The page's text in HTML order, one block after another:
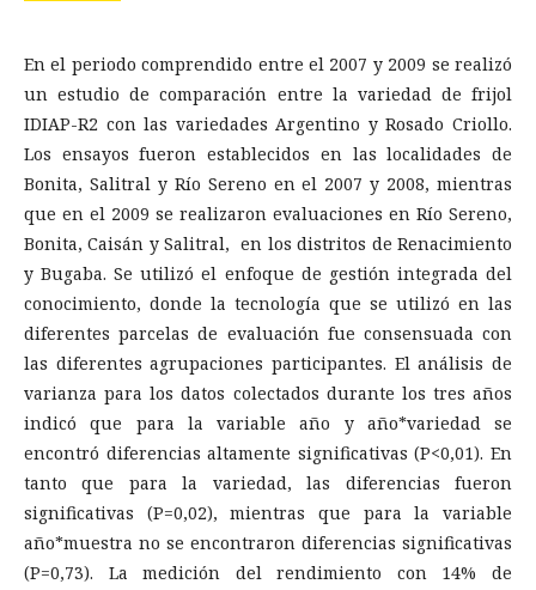
En el periodo comprendido entre el 2007 y 2009 se realizó
un estudio de comparación entre la variedad de frijol
IDIAP-R2 con las variedades Argentino y Rosado Criollo.
Los ensayos fueron establecidos en las localidades de
Bonita, Salitral y Río Sereno en el 2007 y 2008, mientras
que en el 2009 se realizaron evaluaciones en Río Sereno,
Bonita, Caisán y Salitral, en los distritos de Renacimiento
y Bugaba. Se utilizó el enfoque de gestión integrada del
conocimiento, donde la tecnología que se utilizó en las
diferentes parcelas de evaluación fue consensuada con
las diferentes agrupaciones participantes. El análisis de
varianza para los datos colectados durante los tres años
indicó que para la variable año y año*variedad se
encontró diferencias altamente significativas (P<0,01). En
tanto que para la variedad, las diferencias fueron
significativas (P=0,02), mientras que para la variable
año*muestra no se encontraron diferencias significativas
(P=0,73). La medición del rendimiento con 14% de